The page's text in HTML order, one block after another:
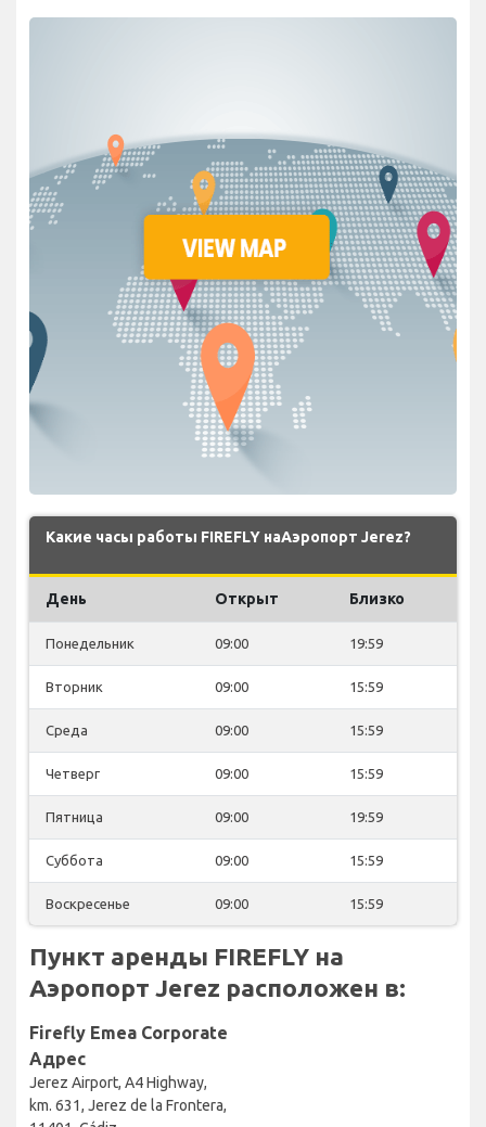
Какие часы работы FIREFLY наАэропорт Jerez?
День Открыт Близко
Понедельник 09:00 19:59
Вторник 09:00 15:59
Среда 09:00 15:59
Четверг 09:00 15:59
Пятница 09:00 19:59
Суббота 09:00 15:59
Воскресенье 09:00 15:59
Пункт аренды FIREFLY на
Аэропорт Jerez расположен в:
Firefly Emea Corporate
Адрес
Jerez Airport, A4 Highway,
km. 631, Jerez de la Frontera,